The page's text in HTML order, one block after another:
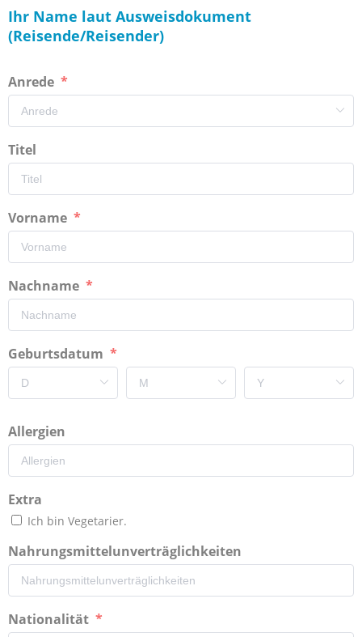
Ihr Name laut Ausweisdokument
(Reisende/Reisender)
Anrede
Titel
Vorname
Nachname
Geburtsdatum
Allergien
Extra
Ich bin Vegetarier.
Nahrungsmittelunverträglichkeiten
Nationalität